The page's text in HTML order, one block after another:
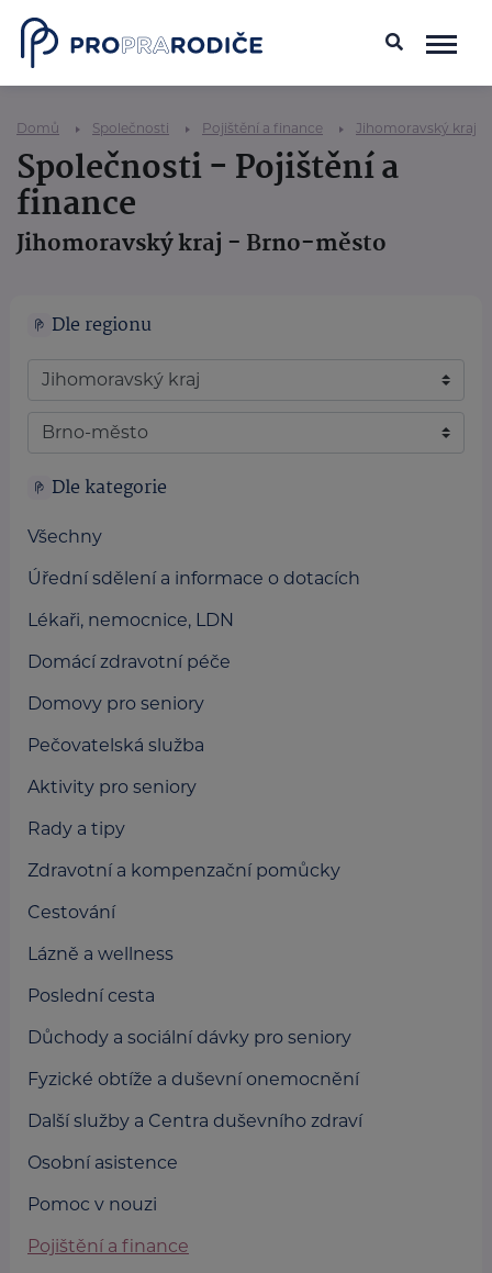
Domů Společnosti Pojištění a finance Jihomoravský kraj
Společnosti - Pojištění a
finance
Jihomoravský kraj - Brno-město
Dle regionu
Dle kategorie
Všechny
Úřední sdělení a informace o dotacích
Lékaři, nemocnice, LDN
Domácí zdravotní péče
Domovy pro seniory
Pečovatelská služba
Aktivity pro seniory
Rady a tipy
Zdravotní a kompenzační pomůcky
Cestování
Lázně a wellness
Poslední cesta
Důchody a sociální dávky pro seniory
Fyzické obtíže a duševní onemocnění
Další služby a Centra duševního zdraví
Osobní asistence
Pomoc v nouzi
Pojištění a finance